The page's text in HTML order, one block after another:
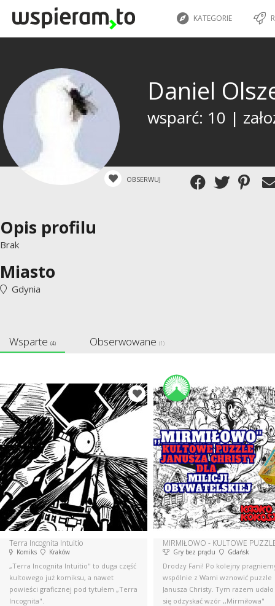
KATEGORIE
Daniel
wsparć: 10 |
OBSERWUJ
Opis profilu
Brak
Miasto
Gdynia
Wsparte (4) Obserwowane (1)
Terra Incognita Intuitio
Komiks Kraków
„Terra Incognita Intuitio" to duga część
kultowego już komiksu, a nawet
powieści graficznej pod tytułem „Terra
Incognita".
Gry bez prądu Gdańsk
Drodzy Fani! Po kolejny
wspólnie z Wami wznowić puzzle
Janusza Christy. Tym razem
się odzyskać wzór ,,Mirmiłowa"